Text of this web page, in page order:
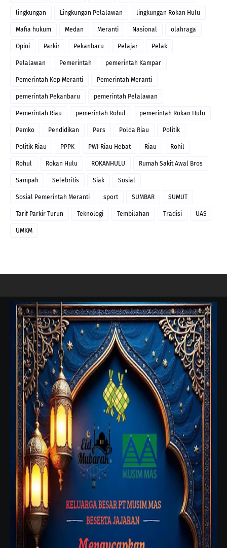
lingkungan Lingkungan Pelalawan lingkungan Rokan Hulu
Mafia hukum Medan Meranti Nasional olahraga
Opini Parkir Pekanbaru Pelajar Pelak
Pelalawan Pemerintah pemerintah Kampar
Pemerintah Kep Meranti Pemerintah Meranti
pemerintah Pekanbaru pemerintah Pelalawan
Pemerintah Riau pemerintah Rohul pemerintah Rokan Hulu
Pemko Pendidikan Pers Polda Riau Politik
Politik Riau PPPK PWI Riau Hebat Riau Rohil
Rohul Rokan Hulu ROKANHULU Rumah Sakit Awal Bros
Sampah Selebritis Siak Sosial
Sosial Pemerintah Meranti sport SUMBAR SUMUT
Tarif Parkir Turun Teknologi Tembilahan Tradisi UAS
UMKM